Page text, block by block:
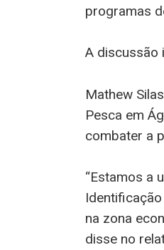
programas
A discussão
Mathew
Pesca em
combater a
“Estamos a
na zona
disse no